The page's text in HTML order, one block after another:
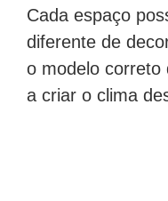
Cada espaço
diferente de
o modelo correto
a criar o clima